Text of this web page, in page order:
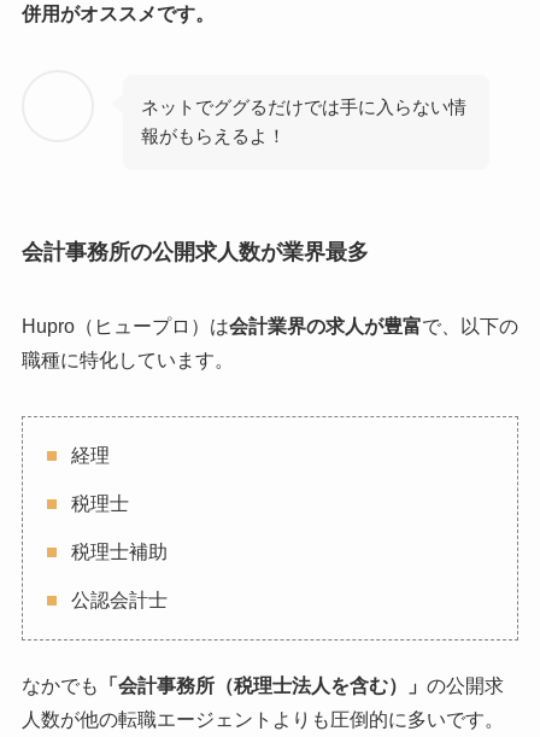
併用がオススメです。
ネットでググるだけでは手に入らない情
報がもらえるよ！
会計事務所の公開求人数が業界最多
Hupro（ヒュープロ）は会計業界の求人が豊富で、以下の
職種に特化しています。
経理
税理士
税理士補助
公認会計士
なかでも 「会計事務所（税理士法人を含む）」 の公開求
人数が他の転職エージェントよりも圧倒的に多いです。